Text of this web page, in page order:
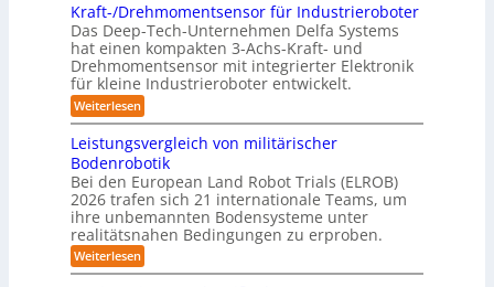
a
x
s
n
a
h
e
A
u
t
o
m
f
2
0
2
6
n
g
S
y
s
e
m
m
p
a
t
e
s
3
D
-
S
t
e
Kraft-/Drehmomentsensor für Industrieroboter
Das Deep-Tech-Unternehmen Delfa Systems
hat einen kompakten 3-Achs-Kraft- und
Drehmomentsensor mit integrierter Elektronik
für kleine Industrieroboter entwickelt.
Weiterlesen:
K
a
f
t
-
/
D
r
e
h
Leistungsvergleich von militärischer
Bodenrobotik
Bei den European Land Robot Trials (ELROB)
2026 trafen sich 21 internationale Teams, um
ihre unbemannten Bodensysteme unter
realitätsnahen Bedingungen zu erproben.
Weiterlesen:
L